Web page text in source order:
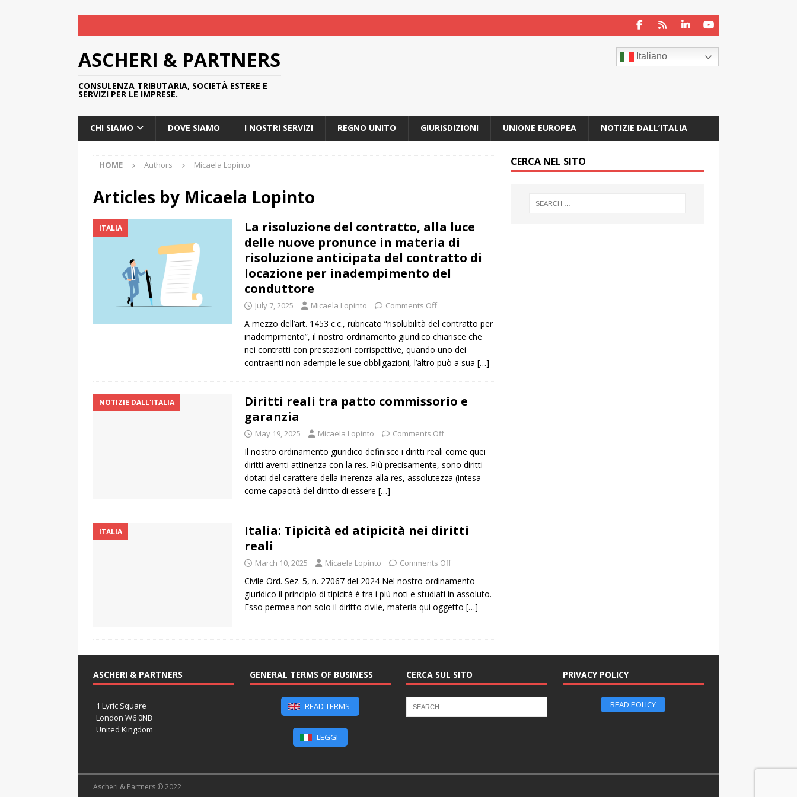
ASCHERI & PARTNERS
CONSULENZA TRIBUTARIA, SOCIETÀ ESTERE E
SERVIZI PER LE IMPRESE.
Italiano
CHI SIAMO DOVE SIAMO I NOSTRI SERVIZI REGNO UNITO GIURISDIZIONI UNIONE EUROPEA NOTIZIE DALL’ITALIA
HOME Authors Micaela Lopinto
Articles by Micaela Lopinto
ITALIA
La risoluzione del contratto, alla luce
delle nuove pronunce in materia di
risoluzione anticipata del contratto di
locazione per inadempimento del
conduttore
July 7, 2025 Micaela Lopinto Comments Off
A mezzo dell’art. 1453 c.c., rubricato “risolubilità del contratto per
inadempimento”, il nostro ordinamento giuridico chiarisce che
nei contratti con prestazioni corrispettive, quando uno dei
contraenti non adempie le sue obbligazioni, l’altro può a sua […]
NOTIZIE DALL'ITALIA
Diritti reali tra patto commissorio e
garanzia
May 19, 2025 Micaela Lopinto Comments Off
Il nostro ordinamento giuridico definisce i diritti reali come quei
diritti aventi attinenza con la res. Più precisamente, sono diritti
dotati del carattere della inerenza alla res, assolutezza (intesa
come capacità del diritto di essere […]
ITALIA
Italia: Tipicità ed atipicità nei diritti
reali
March 10, 2025 Micaela Lopinto Comments Off
Civile Ord. Sez. 5, n. 27067 del 2024 Nel nostro ordinamento
giuridico il principio di tipicità è tra i più noti e studiati in assoluto.
Esso permea non solo il diritto civile, materia qui oggetto […]
CERCA NEL SITO
ASCHERI & PARTNERS
1 Lyric Square
London W6 0NB
United Kingdom
GENERAL TERMS OF BUSINESS
READ TERMS
LEGGI
CERCA SUL SITO PRIVACY POLICY
READ POLICY
Ascheri & Partners © 2022